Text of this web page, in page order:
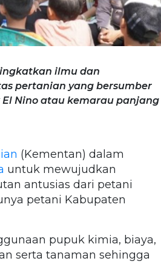
ilmu dan
pertanian yang bersumber
Nino atau kemarau panjang
(Kementan) dalam
untuk mewujudkan
antusias dari petani
petani Kabupaten
pupuk kimia, biaya,
serta tanaman sehingga